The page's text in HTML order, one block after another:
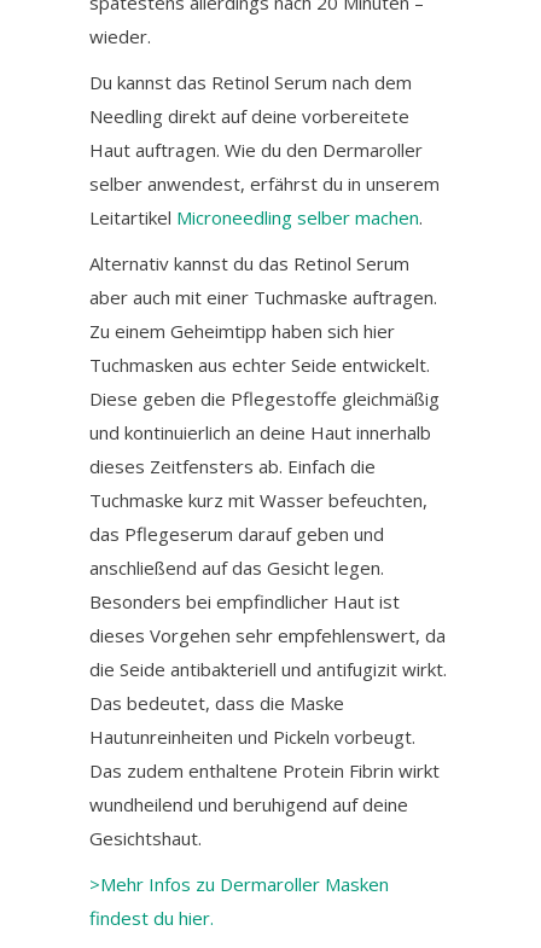
wieder.
Du kannst das Retinol Serum nach dem
Needling direkt auf deine vorbereitete
Haut auftragen. Wie du den Dermaroller
selber anwendest, erfährst du in unserem
Leitartikel Microneedling selber machen.
Alternativ kannst du das Retinol Serum
aber auch mit einer Tuchmaske auftragen.
Zu einem Geheimtipp haben sich hier
Tuchmasken aus echter Seide entwickelt.
Diese geben die Pflegestoffe gleichmäßig
und kontinuierlich an deine Haut innerhalb
dieses Zeitfensters ab. Einfach die
Tuchmaske kurz mit Wasser befeuchten,
das Pflegeserum darauf geben und
anschließend auf das Gesicht legen.
Besonders bei empfindlicher Haut ist
dieses Vorgehen sehr empfehlenswert, da
die Seide antibakteriell und antifugizit wirkt.
Das bedeutet, dass die Maske
Hautunreinheiten und Pickeln vorbeugt.
Das zudem enthaltene Protein Fibrin wirkt
wundheilend und beruhigend auf deine
Gesichtshaut.
>Mehr Infos zu Dermaroller Masken
findest du hier.